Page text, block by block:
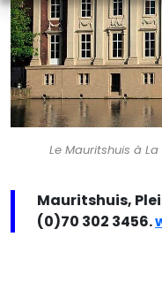
Le Mauritshuis à
Mauritshuis,
(0)70 302 3456.